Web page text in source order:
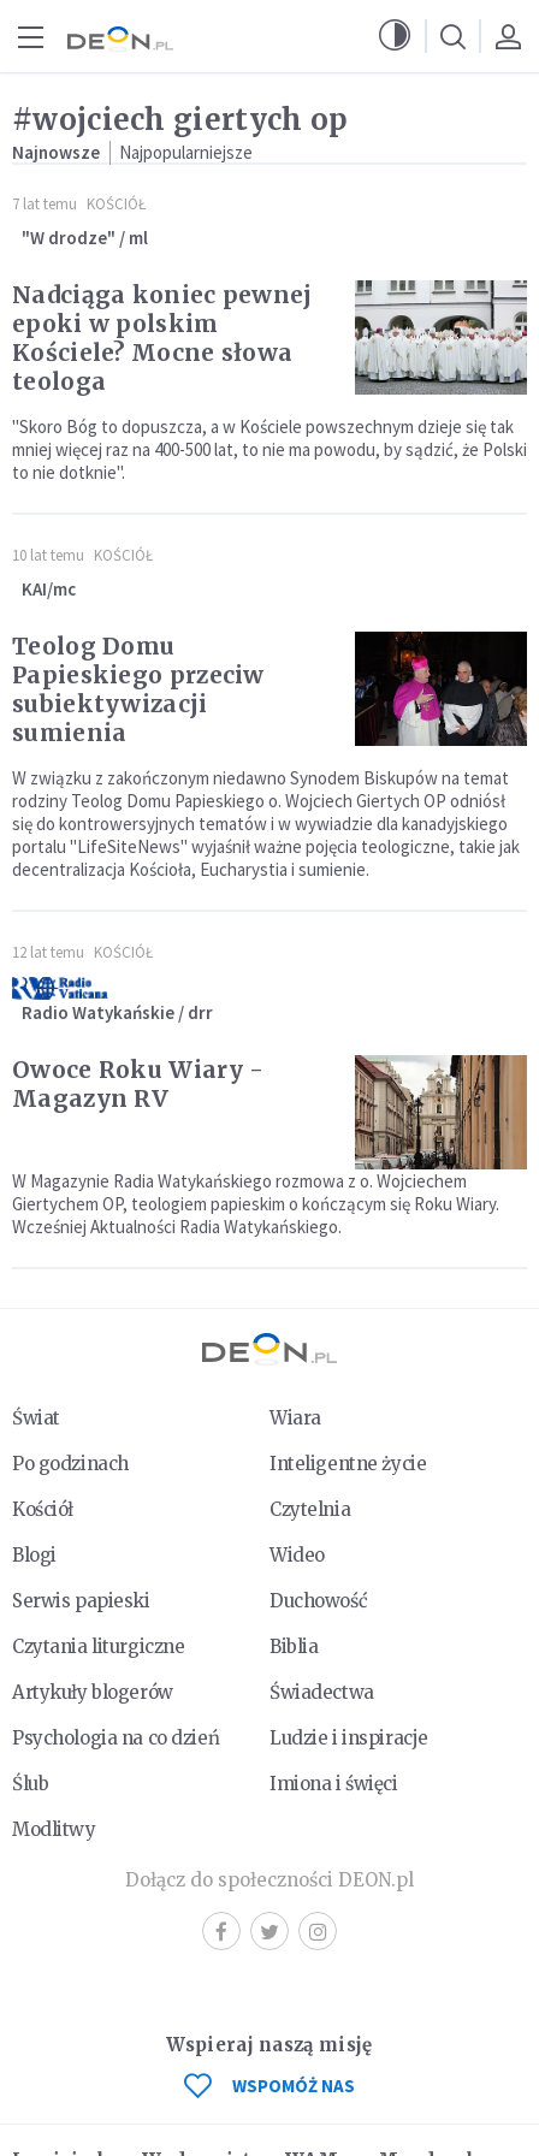
#wojciech giertych op
Najnowsze Najpopularniejsze
7 lat temu KOŚCIÓŁ
"W drodze" / ml
Nadciąga koniec pewnej
epoki w polskim
Kościele? Mocne słowa
teologa
"Skoro Bóg to dopuszcza, a w Kościele powszechnym dzieje się tak
mniej więcej raz na 400-500 lat, to nie ma powodu, by sądzić, że Polski
to nie dotknie".
10 lat temu KOŚCIÓŁ
KAI/mc
Teolog Domu
Papieskiego przeciw
subiektywizacji
sumienia
W związku z zakończonym niedawno Synodem Biskupów na temat
rodziny Teolog Domu Papieskiego o. Wojciech Giertych OP odniósł
się do kontrowersyjnych tematów i w wywiadzie dla kanadyjskiego
portalu "LifeSiteNews" wyjaśnił ważne pojęcia teologiczne, takie jak
decentralizacja Kościoła, Eucharystia i sumienie.
12 lat temu KOŚCIÓŁ
Radio Watykańskie / drr
Owoce Roku Wiary -
Magazyn RV
W Magazynie Radia Watykańskiego rozmowa z o. Wojciechem
Giertychem OP, teologiem papieskim o kończącym się Roku Wiary.
Wcześniej Aktualności Radia Watykańskiego.
Świat
Wiara
Po godzinach
Inteligentne życie
Kościół
Czytelnia
Blogi
Wideo
Serwis papieski
Duchowość
Czytania liturgiczne
Biblia
Artykuły blogerów
Świadectwa
Psychologia na co dzień
Ludzie i inspiracje
Ślub
Imiona i święci
Modlitwy
Dołącz do społeczności DEON.pl
Wspieraj naszą misję
WSPOMÓŻ NAS